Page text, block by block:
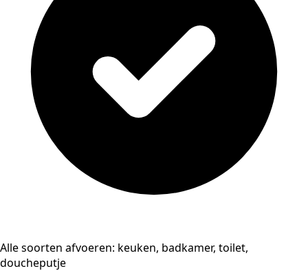
Alle soorten afvoeren: keuken, badkamer, toilet,
doucheputje